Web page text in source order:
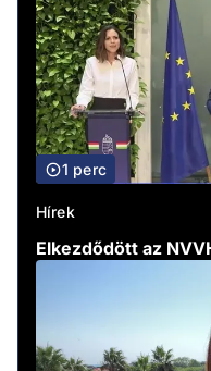
1 perc
Hírek
Elkezdődött az